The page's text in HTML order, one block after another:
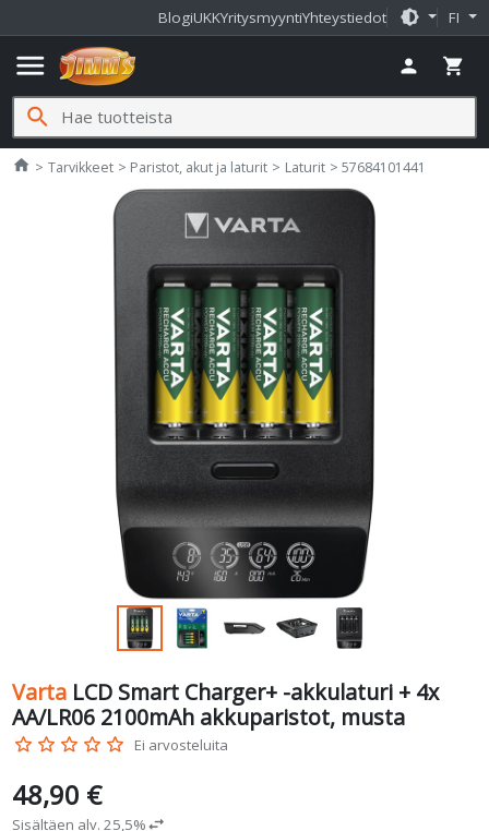
BlogiUKKYritysmyyntiYhteystiedot brightness_medium FI
menu person shopping_cart
search
home Jimms.fi
Tarvikkeet Paristot, akut ja laturit Laturit 57684101441
Varta LCD Smart Charger+ -akkulaturi + 4x
AA/LR06 2100mAh akkuparistot, musta
star_border star_border star_border star_border star_border Ei arvosteluita
48,90 €
Sisältäen alv. 25,5%swap_horiz